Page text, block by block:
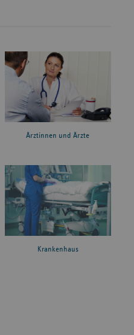
Ärztinnen und Ärzte
Krankenhaus